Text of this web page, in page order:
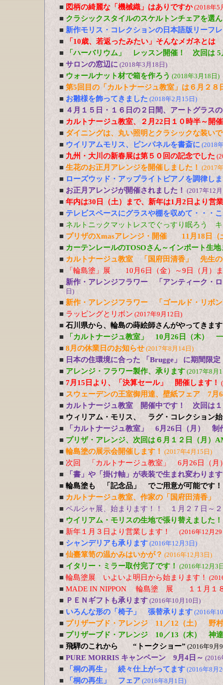
■ 図柄の綺麗な「機械織」はありですか(2018年5
■ クラシックスタイルのスケルトンチェアを選
■ 新作モリス・コレクションの日本語版リー
■
「10歳、若返ったみたい」そんなメガネと
■
「ハーバリウム」 レッスン開催！ 次回は 5
■ サロンの窓辺に (2018年3月18日)
■ ウォールナット材で箱を作ろう (2018年3月18日)
■ 第5回目の「カルトナージュ教室」は６月２８
■ お雛様を飾ってきました (2018年2月15日)
■ ４月１５日・１６日の２日間、アートグラス
■ カルトナージュ教室、２月22日１０時半～開
■ ダイニングは、丸い照明とクラシックな装いで
■ ウイリアムモリス、ピンパネルを書斎に (2018
■ 九州・大川の新春展は第５０回の記念でした
■ 生花のお正月アレンジを開催しました！ (2017
■ ローズウッド・アップライトピアノを調律し
■ お正月アレンジが開催されました！ (2017年12
■ 年内は30日（土）まで、新年は1月2日より営
■ テレビスペースにグラスや棚を収めて・・・
■ ネルトニックマットレスでぐっすり眠ろう
■ プリザのXmasアレンジ・開催 11月18日（
■ カーテンレールのTOSOさん～インポート生地
■ カルトナージュ教室 「国府田清香」 先生の
■
「輪島塗」展 10月6日（金）～9日（月）
■
新作・アレンジフラワー 「アンティーク・
日)
■ 新作・アレンジフラワー 「ゴールド・リボ
■ ラッピングとリボン (2017年9月12日)
■ 石川県から、輪島の蒔絵師さんがやってきま
■
「カルトナージュ教室」 10月26日（木）
■ 8月の休業日のお知らせ (2017年8月14日)
■ 日本の住環境に合った 「Brugge」 に期間限
■ アレンジ・フラワー製作、承ります (2017年8月
■ 7月15日より、「決算セール」 開催します！
■ スウェーデンの王室御用達、壁紙フェア 7月
■ カルトナージュ教室 開催中です！ 次回は１
■ ウィリアム・モリス、 ラグ・コレクション
■
「カルトナージュ教室」 6月26日（月） 制
■ プリザ・アレンジ、次回は６月１２日（月）
■ 輪島塗の展示会開催します！ (2017年4月15日)
■ 次回 「カルトナージュ教室」 6月26日（
■
「書」や「掛け軸」が表装で生まれ変わりま
■ 輪島塗も 「記念品」 でご用意が可能です！
■ カルトナージュ教室、作家の「国府田清香
■ ペルシャ展、始まります！！ １月２７日～
■ ウイリアム・モリスの生地で張り替えました！
■ 新年１月３日より営業します！ (2016年12月
■ シャンデリアも承ります (2016年12月3日)
■ 仙臺箪笥の温かみはいかが？ (2016年12月3日)
■ イタリー・ミラー取付完了です！ (2016年12月3
■ 輪島塗展 いよいよ明日から始まります！
■ MADE IN NIPPON 輪島塗 展 １１月１８
■
ＰＥＮギフトも承ります (2016年10月10日)
■ いろんな形の「椅子」 張替承ります (2016年
■ プリザーブド・アレンジ 11／12（土） 野
■ プリザーブド・アレンジ 10／13（木） 神
■ 飛騨のこれから “トークショー” (2016年9月
■ PURE MORRIS キャンペーン 9月4日～ (2016
■ 「桐の再生」 続々仕上がってます (2016年8月
■ 「桐の再生」 フェア (2016年8月1日)